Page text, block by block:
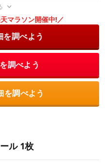
マラソン開催中!／
を調べよう
調べよう
調べよう
ル 1枚